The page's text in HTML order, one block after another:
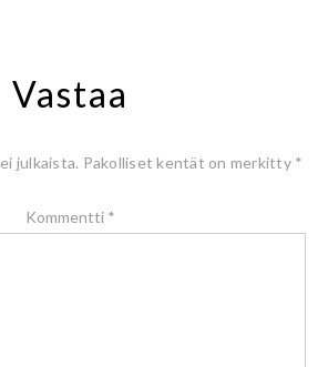
Vastaa
julkaista. Pakolliset kentät on merkitty *
Kommentti *